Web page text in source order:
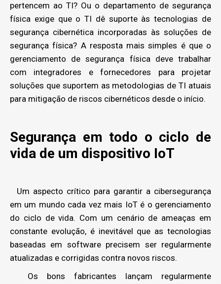
pertencem ao TI? Ou o departamento de segurança
física exige que o TI dê suporte às tecnologias de
segurança cibernética incorporadas às soluções de
segurança física? A resposta mais simples é que o
gerenciamento de segurança física deve trabalhar
com integradores e fornecedores para projetar
soluções que suportem as metodologias de TI atuais
para mitigação de riscos cibernéticos desde o início.
Segurança em todo o ciclo de
vida de um dispositivo IoT
Um aspecto crítico para garantir a cibersegurança
em um mundo cada vez mais IoT é o gerenciamento
do ciclo de vida. Com um cenário de ameaças em
constante evolução, é inevitável que as tecnologias
baseadas em software precisem ser regularmente
atualizadas e corrigidas contra novos riscos.
Os bons fabricantes ​​lançam regularmente